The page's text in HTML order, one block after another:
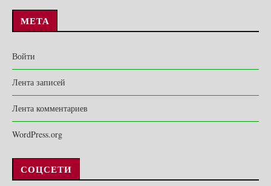
МЕТА
Войти
Лента записей
Лента комментариев
WordPress.org
СОЦСЕТИ